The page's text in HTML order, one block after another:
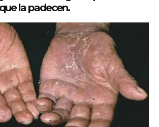
la padecen.